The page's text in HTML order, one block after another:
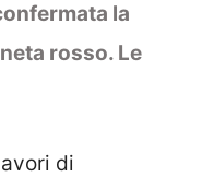
la
rosso. Le
di